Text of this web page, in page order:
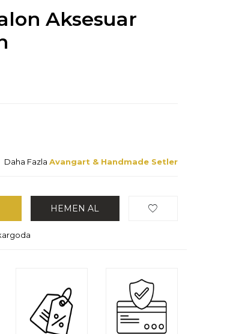
Aksesuar
Daha Fazla Avangart & Handmade Setler
HEMEN AL